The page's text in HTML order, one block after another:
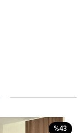
%43